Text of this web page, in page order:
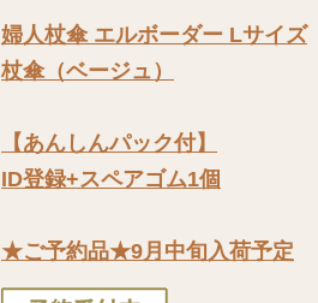
婦人杖傘 エルボーダー Lサイズ
杖傘（ベージュ）
【あんしんパック付】
ID登録+スペアゴム1個
★ご予約品★9月中旬入荷予定